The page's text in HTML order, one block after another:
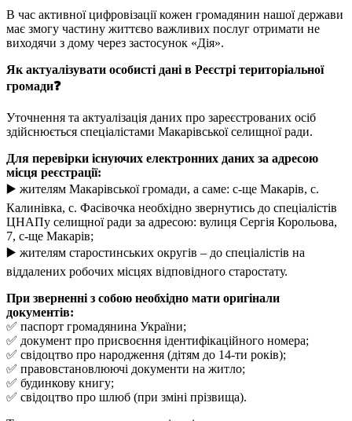
В час активної цифровізації кожен громадянин нашої держави
має змогу частину життєво важливих послуг отримати не
виходячи з дому через застосунок «Дія».
Як актуалізувати особисті дані в Реєстрі територіальної
громади❓
Уточнення та актуалізація даних про зареєстрованих осіб
здійснюється спеціалістами Макарівської селищної ради.
Для перевірки існуючих електронних даних за адресою
місця реєстрації:
▶️ жителям Макарівської громади, а саме: с-ще Макарів, с.
Калинівка, с. Фасівочка необхідно звернутись до спеціалістів
ЦНАПу селищної ради за адресою: вулиця Сергія Корольова,
7, с-ще Макарів;
▶️ жителям старостинських округів – до спеціалістів на
віддалених робочих місцях відповідного старостату.
При зверненні з собою необхідно мати оригінали
документів:
✅ паспорт громадянина України;
✅ документ про присвоєння ідентифікаційного номера;
✅ свідоцтво про народження (дітям до 14-ти років);
✅ правовстановлюючі документи на житло;
✅ будинкову книгу;
✅ свідоцтво про шлюб (при зміні прізвища).